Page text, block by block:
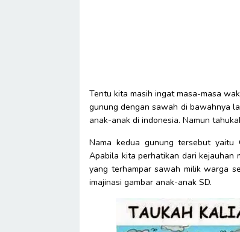
Tentu kita masih ingat masa-masa
gunung dengan sawah di bawahnya
anak-anak di indonesia. Namun
Nama kedua gunung tersebut yaitu
Apabila kita perhatikan dari kejauhan
yang terhampar sawah milik warga
imajinasi gambar anak-anak SD.